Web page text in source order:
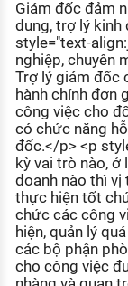
Giám đốc đảm
dung, trợ lý kinh
style="text-
nghiệp, chuyên
Trợ lý giám đốc
hành chính đơn
công việc cho
có chức năng
đốc.</p> <p
kỳ vai trò nào, ở
doanh nào thì vị
thực hiện tốt
chức các công
hiện, quản lý
các bộ phận
cho công việc